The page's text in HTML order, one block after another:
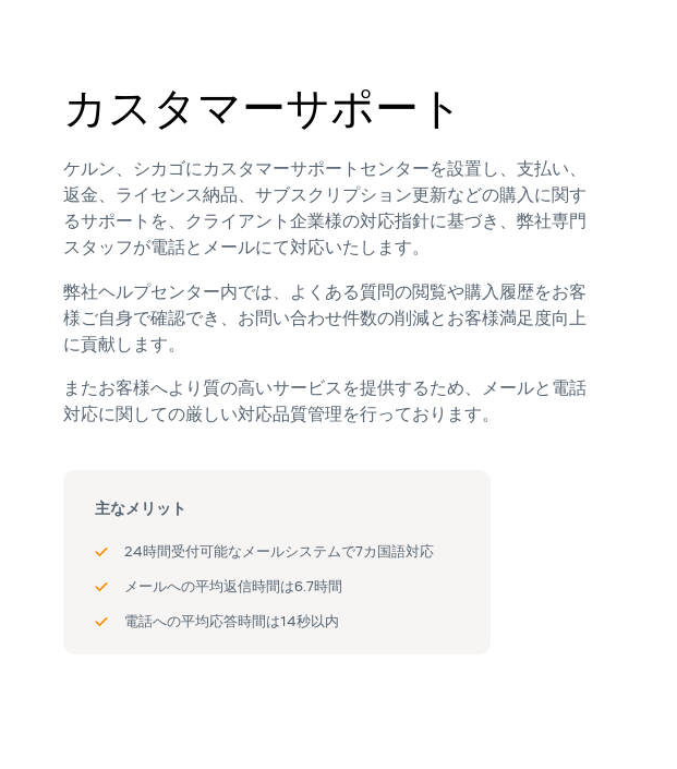
カスタマーサポート
ケルン、シカゴにカスタマーサポートセンターを設置し、支払い、
返金、ライセンス納品、サブスクリプション更新などの購入に関す
るサポートを、クライアント企業様の対応指針に基づき、弊社専門
スタッフが電話とメールにて対応いたします。
弊社ヘルプセンター内では、よくある質問の閲覧や購入履歴をお客
様ご自身で確認でき、お問い合わせ件数の削減とお客様満足度向上
に貢献します。
またお客様へより質の高いサービスを提供するため、メールと電話
対応に関しての厳しい対応品質管理を行っております。